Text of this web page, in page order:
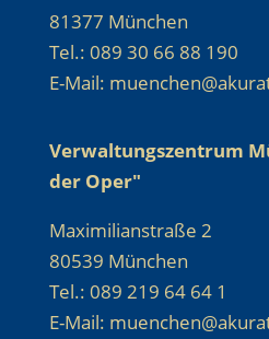
81377 München
Tel.: 089 30 66 88 190
E-Mail:
Verwaltungszentrum
der Oper"
Maximilianstraße 2
80539 München
Tel.: 089 219 64 64 1
E-Mail: